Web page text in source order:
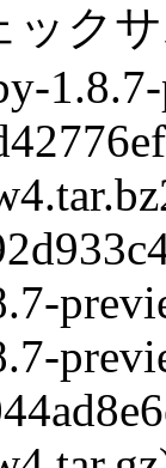
ック